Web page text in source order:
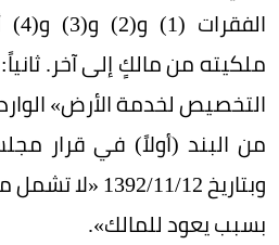
ملكيته من مالكٍ إلى آخر.
التخصيص لخدمة الأرض»
وبتاريخ 12/‏‏‏11/‏‏‏
بسبب يعود للمالك».